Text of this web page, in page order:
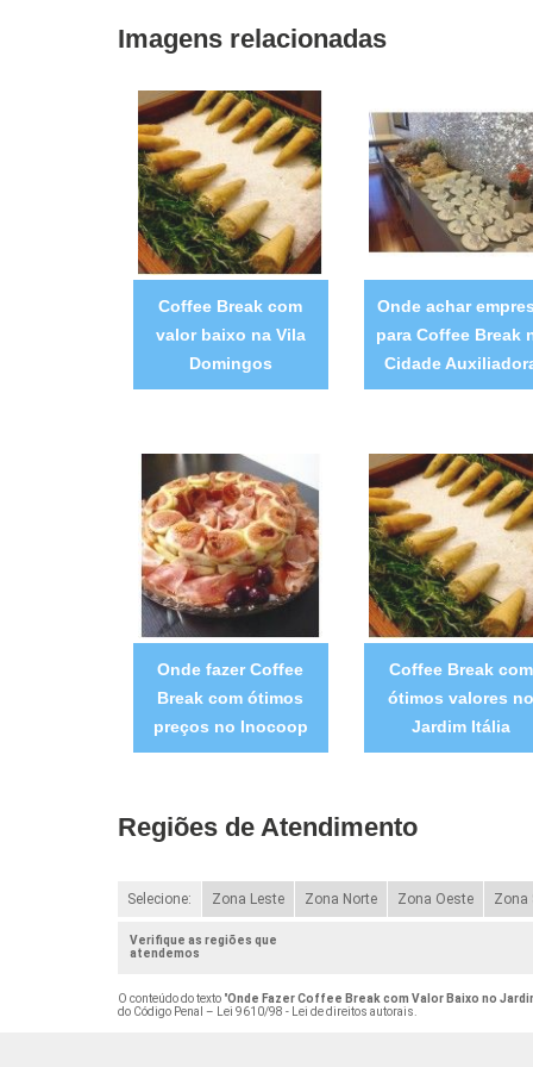
Imagens relacionadas
Coffee Break com
valor baixo na Vila
Domingos
Onde achar
para Coffee Break
Cidade
Onde fazer Coffee
Break com ótimos
preços no Inocoop
Coffee Break com
ótimos valores no
Jardim Itália
Regiões de Atendimento
Selecione: Zona Leste Zona Norte Zona Oeste Zona
Verifique as regiões que
atendemos
O conteúdo do texto "Onde Fazer Coffee Break com Valor Baixo no
do Código Penal –
Lei 9610/98 - Lei de direitos autorais